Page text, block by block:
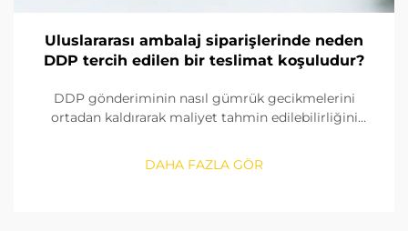
Uluslararası ambalaj siparişlerinde neden
DDP tercih edilen bir teslimat koşuludur?
DDP gönderiminin nasıl gümrük gecikmelerini
ortadan kaldırarak maliyet tahmin edilebilirliğini
kolaylaştırdığını keşfedin. Zaman duyarlı siparişler için
neden en iyi seçenek olduğunu görün.
DAHA FAZLA GÖR